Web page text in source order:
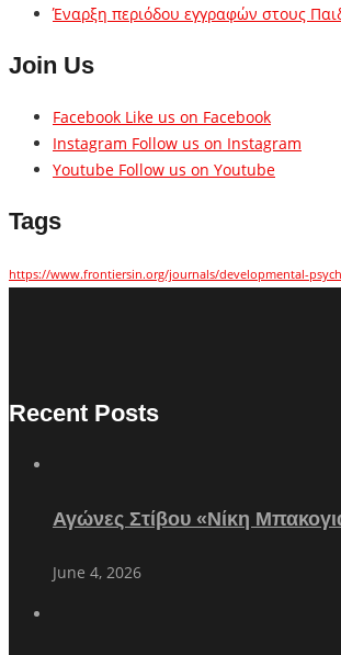
Έναρξη περιόδου εγγραφών στους
Join Us
Facebook Like us on Facebook
Instagram Follow us on Instagram
Youtube Follow us on Youtube
Tags
https://www.frontiersin.org/journals/developmental-
Recent Posts
Αγώνες Στίβου «Νίκη
June 4, 2026